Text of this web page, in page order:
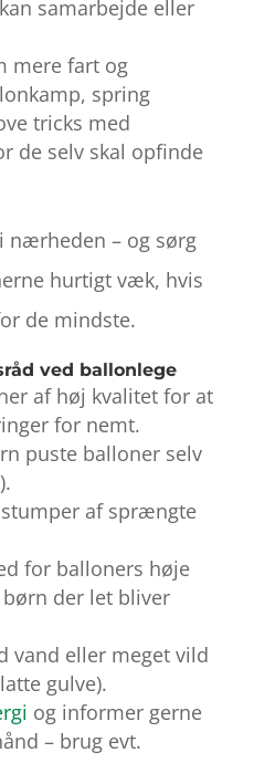
samarbejde eller
mere fart og
spring
tricks med
de selv skal opfinde
nærheden – og sørg
hurtigt væk, hvis
de mindste.
ved ballonlege
af høj kvalitet for at
for nemt.
puste balloner selv
af sprængte
for balloners høje
der let bliver
vand eller meget vild
gulve).
og informer gerne
– brug evt.